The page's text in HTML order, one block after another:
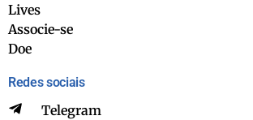
Lives
Associe-se
Doe
Redes sociais
Telegram